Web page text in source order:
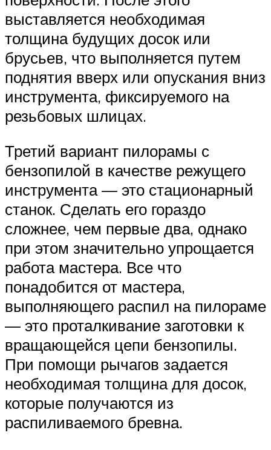
выставляется необходимая
толщина будущих досок или
брусьев, что выполняется путем
поднятия вверх или опускания вниз
инструмента, фиксируемого на
резьбовых шлицах.
Третий вариант пилорамы с
бензопилой в качестве режущего
инструмента — это стационарный
станок. Сделать его гораздо
сложнее, чем первые два, однако
при этом значительно упрощается
работа мастера. Все что
понадобится от мастера,
выполняющего распил на пилораме
— это проталкивание заготовки к
вращающейся цепи бензопилы.
При помощи рычагов задается
необходимая толщина для досок,
которые получаются из
распиливаемого бревна.